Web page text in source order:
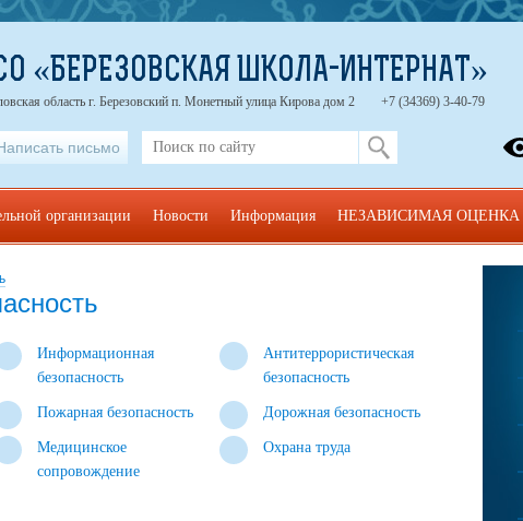
Информационная
безопасность
Антитеррористическая
безопасность
Пожарная безопасность Дорожная безопасность
Медицинское
сопровождение
Охрана труда
«БЕРЕЗОВСКАЯ ШКОЛА-ИНТЕРНАТ»
область г. Березовский п. Монетный улица Кирова дом 2 +7 (34369) 3-40-79
письмо
организации Новости Информация НЕЗАВИСИМАЯ ОЦЕНКА